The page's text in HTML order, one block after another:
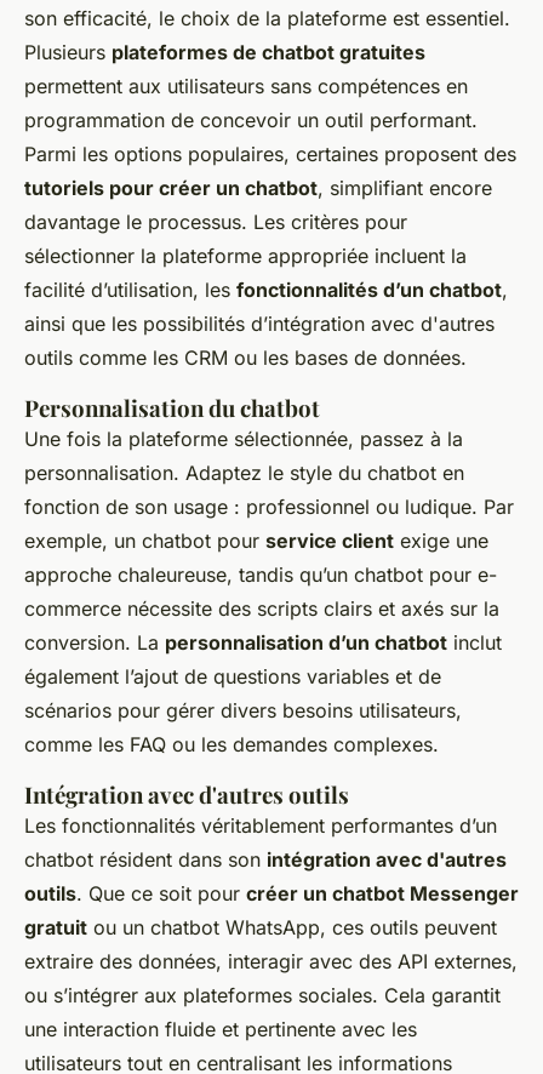
son efficacité, le choix de la plateforme est essentiel.
Plusieurs plateformes de chatbot gratuites
permettent aux utilisateurs sans compétences en
programmation de concevoir un outil performant.
Parmi les options populaires, certaines proposent des
tutoriels pour créer un chatbot, simplifiant encore
davantage le processus. Les critères pour
sélectionner la plateforme appropriée incluent la
facilité d’utilisation, les fonctionnalités d’un chatbot,
ainsi que les possibilités d’intégration avec d'autres
outils comme les CRM ou les bases de données.
Personnalisation du chatbot
Une fois la plateforme sélectionnée, passez à la
personnalisation. Adaptez le style du chatbot en
fonction de son usage : professionnel ou ludique. Par
exemple, un chatbot pour service client exige une
approche chaleureuse, tandis qu’un chatbot pour e-
commerce nécessite des scripts clairs et axés sur la
conversion. La personnalisation d’un chatbot inclut
également l’ajout de questions variables et de
scénarios pour gérer divers besoins utilisateurs,
comme les FAQ ou les demandes complexes.
Intégration avec d'autres outils
Les fonctionnalités véritablement performantes d’un
chatbot résident dans son intégration avec d'autres
outils. Que ce soit pour créer un chatbot Messenger
gratuit ou un chatbot WhatsApp, ces outils peuvent
extraire des données, interagir avec des API externes,
ou s’intégrer aux plateformes sociales. Cela garantit
une interaction fluide et pertinente avec les
utilisateurs tout en centralisant les informations